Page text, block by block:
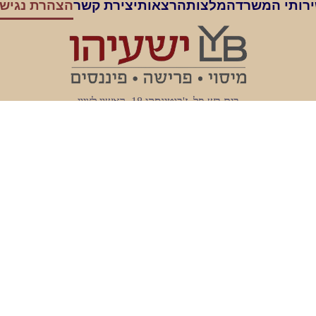
המשרדהמלצותהרצאותיצירת קשרהצהרת
בית בש-פל, ז'בוטינסקי 18, ראשון לציון